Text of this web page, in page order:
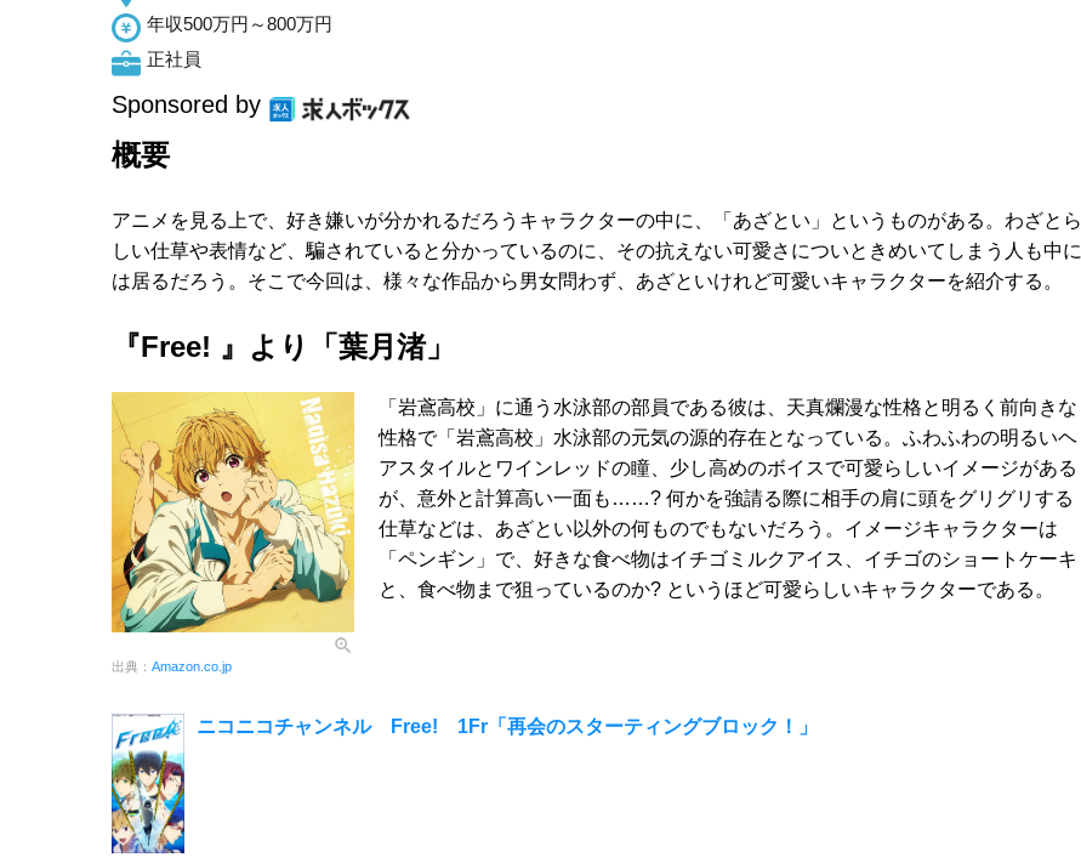
年収500万円～800万円
正社員
Sponsored by
概要
アニメを見る上で、好き嫌いが分かれるだろうキャラクターの中に、「あざとい」というものがある。わざとら
しい仕草や表情など、騙されていると分かっているのに、その抗えない可愛さについときめいてしまう人も中に
は居るだろう。そこで今回は、様々な作品から男女問わず、あざといけれど可愛いキャラクターを紹介する。
『Free! 』より「葉月渚」
出典： Amazon.co.jp
「岩鳶高校」に通う水泳部の部員である彼は、天真爛漫な性格と明るく前向きな
性格で「岩鳶高校」水泳部の元気の源的存在となっている。ふわふわの明るいヘ
アスタイルとワインレッドの瞳、少し高めのボイスで可愛らしいイメージがある
が、意外と計算高い一面も……? 何かを強請る際に相手の肩に頭をグリグリする
仕草などは、あざとい以外の何ものでもないだろう。イメージキャラクターは
「ペンギン」で、好きな食べ物はイチゴミルクアイス、イチゴのショートケーキ
と、食べ物まで狙っているのか? というほど可愛らしいキャラクターである。
ニコニコチャンネル Free! 1Fr「再会のスターティングブロック！」